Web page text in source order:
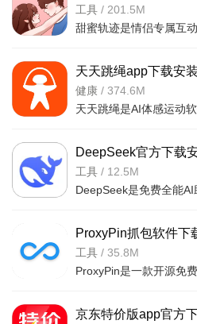
采石升级木墙防御，制作弓箭，
齐初级防具。
木材：沿海浅滩小树密集，安全
珍稀材料：浓雾天气结束后，
源。
前往冰原提前缝制防寒衣物、
连续采集3小时务必回帐篷休息
优先完成主线任务，顺带清理
v1.6.9官方版
工具 / 201.5M
天天跳绳app下载安
v4.1.21最新版
健康 / 374.6M
DeepSeek官方下载
v2.3.1手机版
工具 / 12.5M
ProxyPin抓包软件下
v1.3.1安卓版
工具 / 35.8M
京东特价版app官方